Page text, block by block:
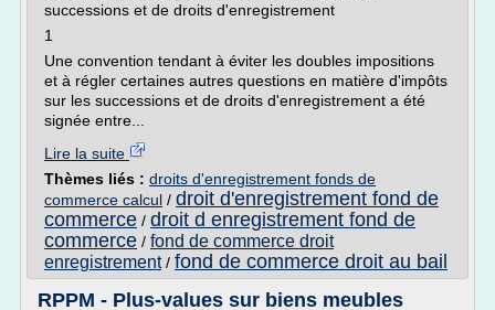
successions et de droits d'enregistrement
1
Une convention tendant à éviter les doubles impositions
et à régler certaines autres questions en matière d'impôts
sur les successions et de droits d'enregistrement a été
signée entre...
Lire la suite
Thèmes liés : droits d'enregistrement fonds de
commerce calcul / droit d'enregistrement fond de
commerce / droit d enregistrement fond de
commerce / fond de commerce droit
enregistrement/ fond de commerce droit au bail
RPPM - Plus-values sur biens meubles